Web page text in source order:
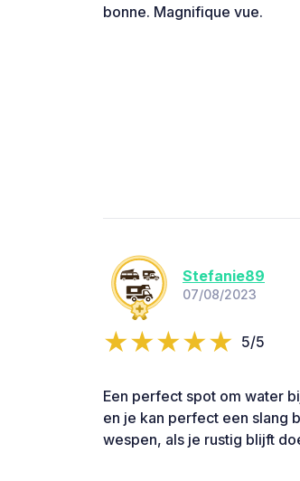
bonne. Magnifique vue.
Stefanie89
07/08/2023
5/5
Een perfect spot om water
en je kan perfect een slang
wespen, als je rustig blijft